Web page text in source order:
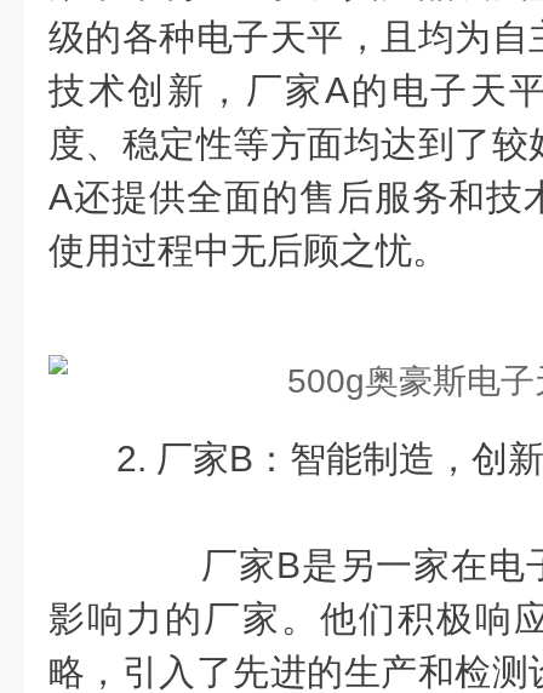
级的各种电子天平，且均为
技术创新，厂家A的电子天
度、稳定性等方面均达到了
A还提供全面的售后服务和技
使用过程中无后顾之忧。
2. 厂家B：智能制造，创
厂家B是另一家在电
影响力的厂家。他们积极响
略，引入了先进的生产和检